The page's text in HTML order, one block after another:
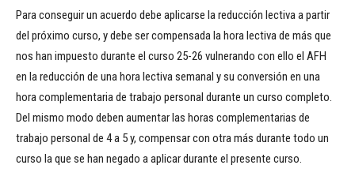
Para conseguir un acuerdo debe aplicarse la reducción lectiva a partir
del próximo curso, y debe ser compensada la hora lectiva de más que
nos han impuesto durante el curso 25-26 vulnerando con ello el AFH
en la reducción de una hora lectiva semanal y su conversión en una
hora complementaria de trabajo personal durante un curso completo.
Del mismo modo deben aumentar las horas complementarias de
trabajo personal de 4 a 5 y, compensar con otra más durante todo un
curso la que se han negado a aplicar durante el presente curso.